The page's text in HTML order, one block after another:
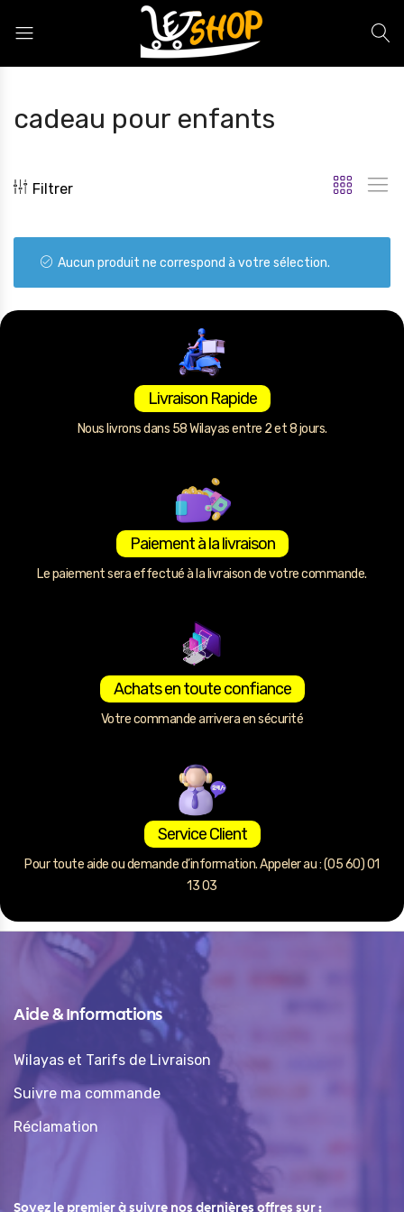
cadeau pour enfants
Filtrer
Aucun produit ne correspond à votre sélection.
Livraison Rapide
Nous livrons dans 58 Wilayas entre 2 et 8 jours.
Paiement à la livraison
Le paiement sera effectué à la livraison de votre commande.
Achats en toute confiance
Votre commande arrivera en sécurité
Service Client
Pour toute aide ou demande d’information. Appeler au : (05 60) 01
13 03
Aide & Informations
Wilayas et Tarifs de Livraison
Suivre ma commande
Réclamation
Soyez le premier à suivre nos dernières offres sur :